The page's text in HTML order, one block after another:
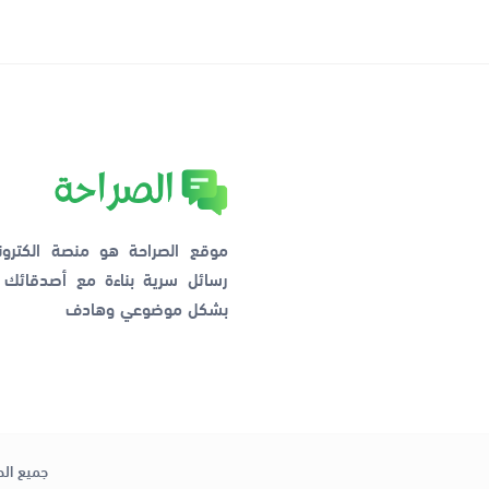
موقع الصراحة هو منصة
رسائل سرية بناءة مع
بشكل موضوعي وهادف
جميع